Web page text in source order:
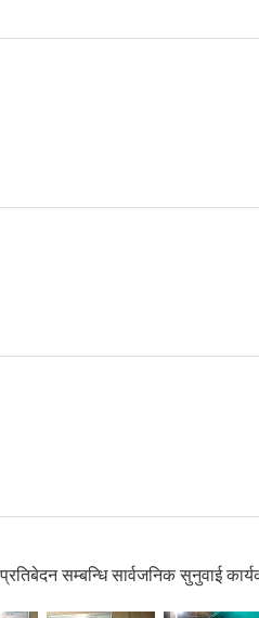
सम्बन्धि सार्वजनिक सुनुवाई